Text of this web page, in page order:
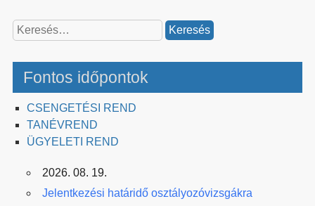
Keresés:
Fontos időpontok
CSENGETÉSI REND
TANÉVREND
ÜGYELETI REND
2026. 08. 19.
Jelentkezési határidő osztályozóvizsgákra